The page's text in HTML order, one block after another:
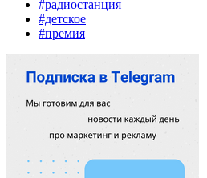
#радиостанция
#детское
#премия